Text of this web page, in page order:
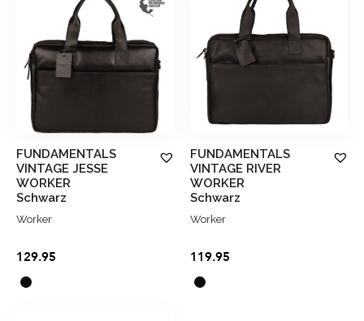
FUNDAMENTALS
VINTAGE JESSE
WORKER
Schwarz
Worker
129.95
FUNDAMENTALS
VINTAGE RIVER
WORKER
Schwarz
Worker
119.95